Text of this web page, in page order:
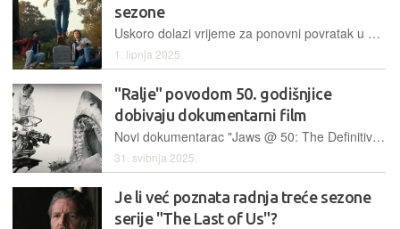
sezone
Uskoro dolazi vrijeme za ponovni povratak u Hawkins
1. lipnja 2025.
"Ralje" povodom 50. godišnjice
dobivaju dokumentarni film
Novi dokumentarac "Jaws @ 50: The Definitive Inside Story" premijerno se prikazuje 10. srpnja
31. svibnja 2025.
Je li već poznata radnja treće sezone
serije "The Last of Us"?